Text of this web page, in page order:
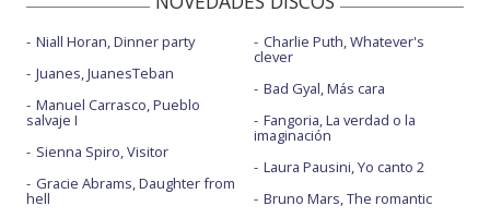
Niall Horan, Dinner party
Juanes, JuanesTeban
Manuel Carrasco, Pueblo
salvaje I
Sienna Spiro, Visitor
Gracie Abrams, Daughter from
hell
Charlie Puth, Whatever's
clever
Bad Gyal, Más cara
Fangoria, La verdad o la
imaginación
Laura Pausini, Yo canto 2
Bruno Mars, The romantic